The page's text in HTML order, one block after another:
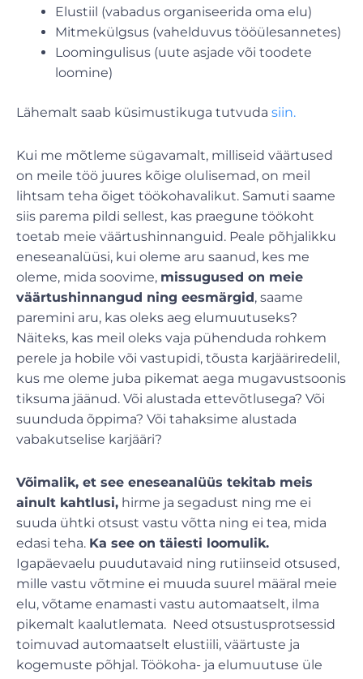
Elustiil (vabadus organiseerida oma elu)
Mitmekülgsus (vahelduvus tööülesannetes)
Loomingulisus (uute asjade või toodete
loomine)
Lähemalt saab küsimustikuga tutvuda siin.
Kui me mõtleme sügavamalt, milliseid väärtused
on meile töö juures kõige olulisemad, on meil
lihtsam teha õiget töökohavalikut. Samuti saame
siis parema pildi sellest, kas praegune töökoht
toetab meie väärtushinnanguid. Peale põhjalikku
eneseanalüüsi, kui oleme aru saanud, kes me
oleme, mida soovime, missugused on meie
väärtushinnangud ning eesmärgid, saame
paremini aru, kas oleks aeg elumuutuseks?
Näiteks, kas meil oleks vaja pühenduda rohkem
perele ja hobile või vastupidi, tõusta karjääriredelil,
kus me oleme juba pikemat aega mugavustsoonis
tiksuma jäänud. Või alustada ettevõtlusega? Või
suunduda õppima? Või tahaksime alustada
vabakutselise karjääri?
Võimalik, et see eneseanalüüs tekitab meis
ainult kahtlusi, hirme ja segadust ning me ei
suuda ühtki otsust vastu võtta ning ei tea, mida
edasi teha. Ka see on täiesti loomulik.
Igapäevaelu puudutavaid ning rutiinseid otsused,
mille vastu võtmine ei muuda suurel määral meie
elu, võtame enamasti vastu automaatselt, ilma
pikemalt kaalutlemata. Need otsustusprotsessid
toimuvad automaatselt elustiili, väärtuste ja
kogemuste põhjal. Töökoha- ja elumuutuse üle